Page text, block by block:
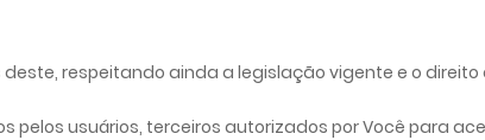
respeitando ainda a legislação vigente e o direito
usuários, terceiros autorizados por Você para